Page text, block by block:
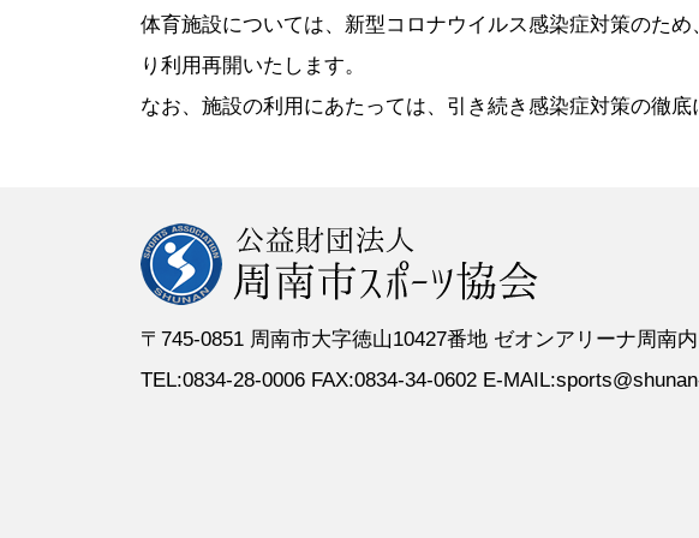
●専門委員会規程
●加盟団体
●登録スポーツ少年団 ●スポーツ少年団諸規定
体育施設については、新型コロナウイルス感染症対策のた
り利用再開いたします。
なお、施設の利用にあたっては、引き続き感染症対策の徹底
〒745-0851 周南市大字徳山10427番地 ゼオンアリーナ周南内
TEL:0834-28-0006 FAX:0834-34-0602 E-